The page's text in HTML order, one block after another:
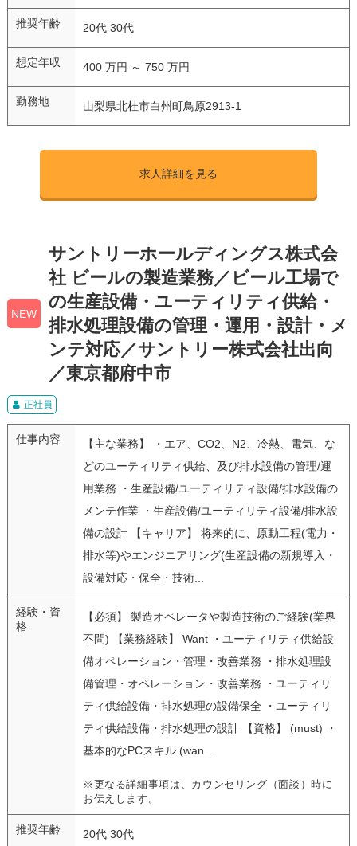
推奨年齢 20代 30代
想定年収 400 万円 ～ 750 万円
勤務地 山梨県北杜市白州町鳥原2913-1
求人詳細を見る
NEW
サントリーホールディングス株式会
社 ビールの製造業務／ビール工場で
の生産設備・ユーティリティ供給・
排水処理設備の管理・運用・設計・メ
ンテ対応／サントリー株式会社出向
／東京都府中市
正社員
仕事内容
【主な業務】 ・エア、CO2、N2、冷熱、電気、な
どのユーティリティ供給、及び排水設備の管理/運
用業務 ・生産設備/ユーティリティ設備/排水設備の
メンテ作業 ・生産設備/ユーティリティ設備/排水設
備の設計 【キャリア】 将来的に、原動工程(電力・
排水等)やエンジニアリング(生産設備の新規導入・
設備対応・保全・技術...
経験・資
格
【必須】 製造オペレータや製造技術のご経験(業界
不問) 【業務経験】 Want ・ユーティリティ供給設
備オペレーション・管理・改善業務 ・排水処理設
備管理・オペレーション・改善業務 ・ユーティリ
ティ供給設備・排水処理の設備保全 ・ユーティリ
ティ供給設備・排水処理の設計 【資格】 (must) ・
基本的なPCスキル (wan...
※更なる詳細事項は、カウンセリング（面談）時に
お伝えします。
推奨年齢 20代 30代